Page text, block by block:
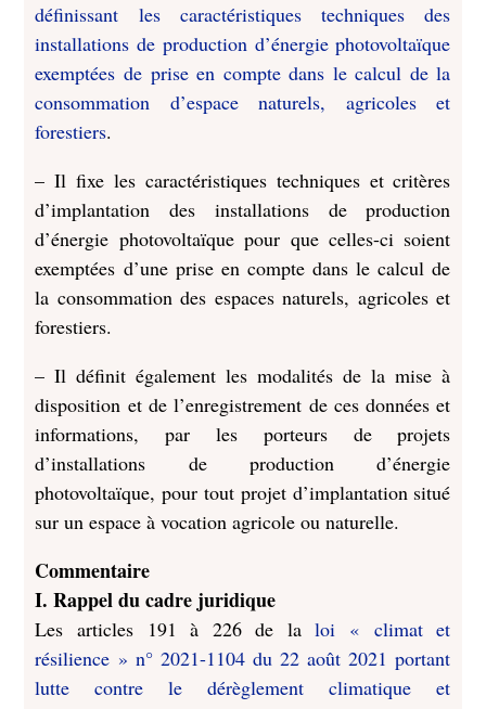
définissant les caractéristiques techniques des
installations de production d’énergie photovoltaïque
exemptées de prise en compte dans le calcul de la
consommation d’espace naturels, agricoles et
forestiers.
– Il fixe les caractéristiques techniques et critères
d’implantation des installations de production
d’énergie photovoltaïque pour que celles-ci soient
exemptées d’une prise en compte dans le calcul de
la consommation des espaces naturels, agricoles et
forestiers.
– Il définit également les modalités de la mise à
disposition et de l’enregistrement de ces données et
informations, par les porteurs de projets
d’installations de production d’énergie
photovoltaïque, pour tout projet d’implantation situé
sur un espace à vocation agricole ou naturelle.
Commentaire
I. Rappel du cadre juridique
Les articles 191 à 226 de laloi « climat et
résilience » n° 2021-1104 du 22 août 2021 portant
lutte contre le dérèglement climatique et